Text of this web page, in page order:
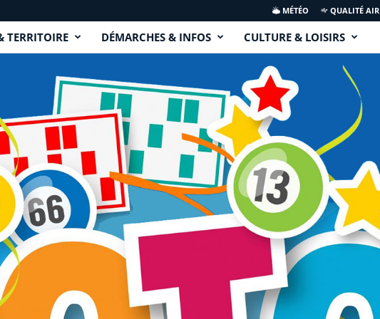
MÉTÉO QUALITÉ AIR
TERRITOIRE DÉMARCHES & INFOS CULTURE & LOISIRS